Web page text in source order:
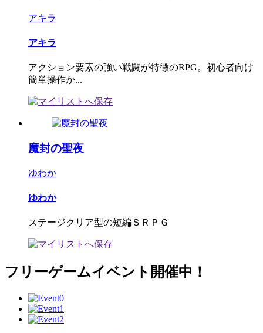
アキラ
アキラ
アクション要素の強い戦闘が特徴のRPG。初心者向け
簡単操作か...
魔封の聖夜
ゆわか
ゆわか
ステージクリア型の短編ＳＲＰＧ
フリーゲームイベント開催中！